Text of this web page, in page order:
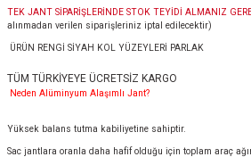
Jant
TEK JANT SİPARİŞLERİNDE STOK TEYİDİ ALMANIZ
alınmadan verilen siparişleriniz iptal edilecektir)
ÜRÜN RENGİ SİYAH KOL YÜZEYLERİ PARLAK
TÜM TÜRKİYEYE ÜCRETSİZ KARGO
Neden Alüminyum Alaşımlı Jant?
Yüksek balans tutma kabiliyetine sahiptir.
Sac jantlara oranla daha hafif olduğu için toplam araç